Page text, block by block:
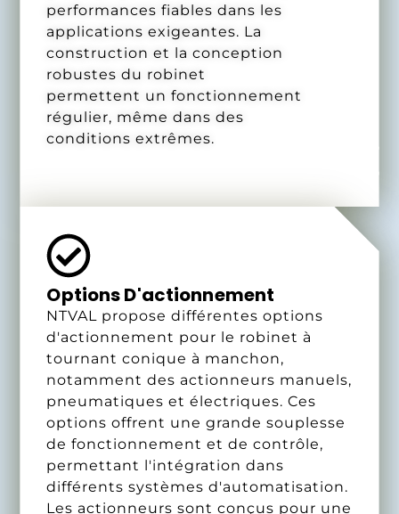
performances fiables dans les
applications exigeantes. La
construction et la conception
robustes du robinet
permettent un fonctionnement
régulier, même dans des
conditions extrêmes.
Options D'actionnement
NTVAL propose différentes options
d'actionnement pour le robinet à
tournant conique à manchon,
notamment des actionneurs manuels,
pneumatiques et électriques. Ces
options offrent une grande souplesse
de fonctionnement et de contrôle,
permettant l'intégration dans
différents systèmes d'automatisation.
Les actionneurs sont conçus pour une